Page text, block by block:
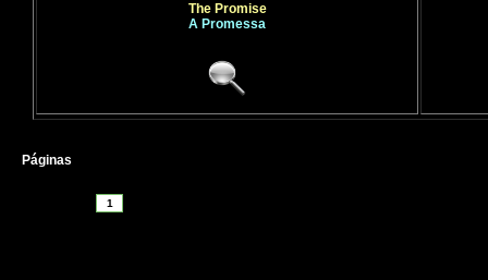
The Promise
A Promessa
Páginas
1